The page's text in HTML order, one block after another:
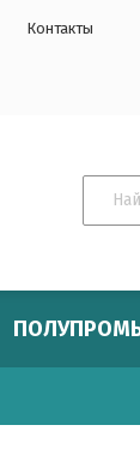
Контакты